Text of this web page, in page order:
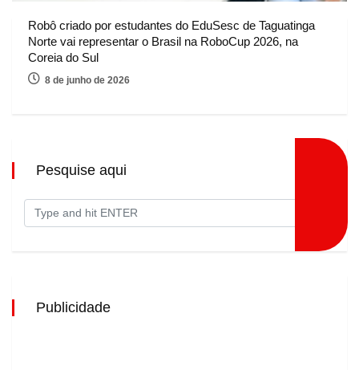
Robô criado por estudantes do EduSesc de Taguatinga
Norte vai representar o Brasil na RoboCup 2026, na
Coreia do Sul
8 de junho de 2026
Pesquise aqui
Publicidade